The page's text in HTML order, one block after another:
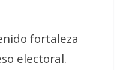
fortaleza
electoral.